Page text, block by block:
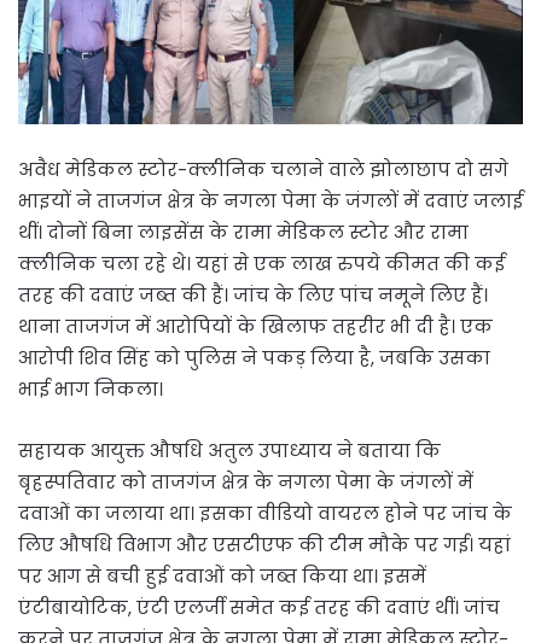
अवैध मेडिकल स्टोर-क्लीनिक चलाने वाले झोलाछाप दो सगे
भाइयों ने ताजगंज क्षेत्र के नगला पेमा के जंगलों में दवाएं जलाई
थीं। दोनों बिना लाइसेंस के रामा मेडिकल स्टोर और रामा
क्लीनिक चला रहे थे। यहां से एक लाख रुपये कीमत की कई
तरह की दवाएं जब्त की हैं। जांच के लिए पांच नमूने लिए हैं।
थाना ताजगंज में आरोपियों के खिलाफ तहरीर भी दी है। एक
आरोपी शिव सिंह को पुलिस ने पकड़ लिया है, जबकि उसका
भाई भाग निकला।
सहायक आयुक्त औषधि अतुल उपाध्याय ने बताया कि
बृहस्पतिवार को ताजगंज क्षेत्र के नगला पेमा के जंगलों में
दवाओं का जलाया था। इसका वीडियो वायरल होने पर जांच के
लिए औषधि विभाग और एसटीएफ की टीम मौके पर गई। यहां
पर आग से बची हुई दवाओं को जब्त किया था। इसमें
एंटीबायोटिक, एंटी एलर्जी समेत कई तरह की दवाएं थीं। जांच